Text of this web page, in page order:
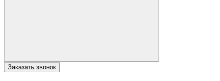
Заказать звонок